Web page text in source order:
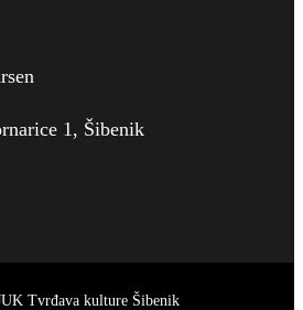
1, Šibenik
Tvrđava kulture Šibenik